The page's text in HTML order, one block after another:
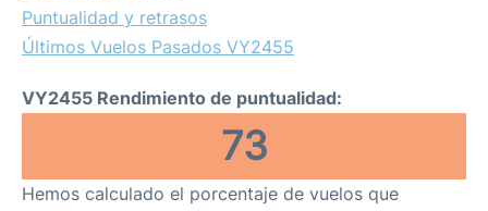
Puntualidad y retrasos
Últimos Vuelos Pasados VY2455
VY2455 Rendimiento de puntualidad:
73
Hemos calculado el porcentaje de vuelos que